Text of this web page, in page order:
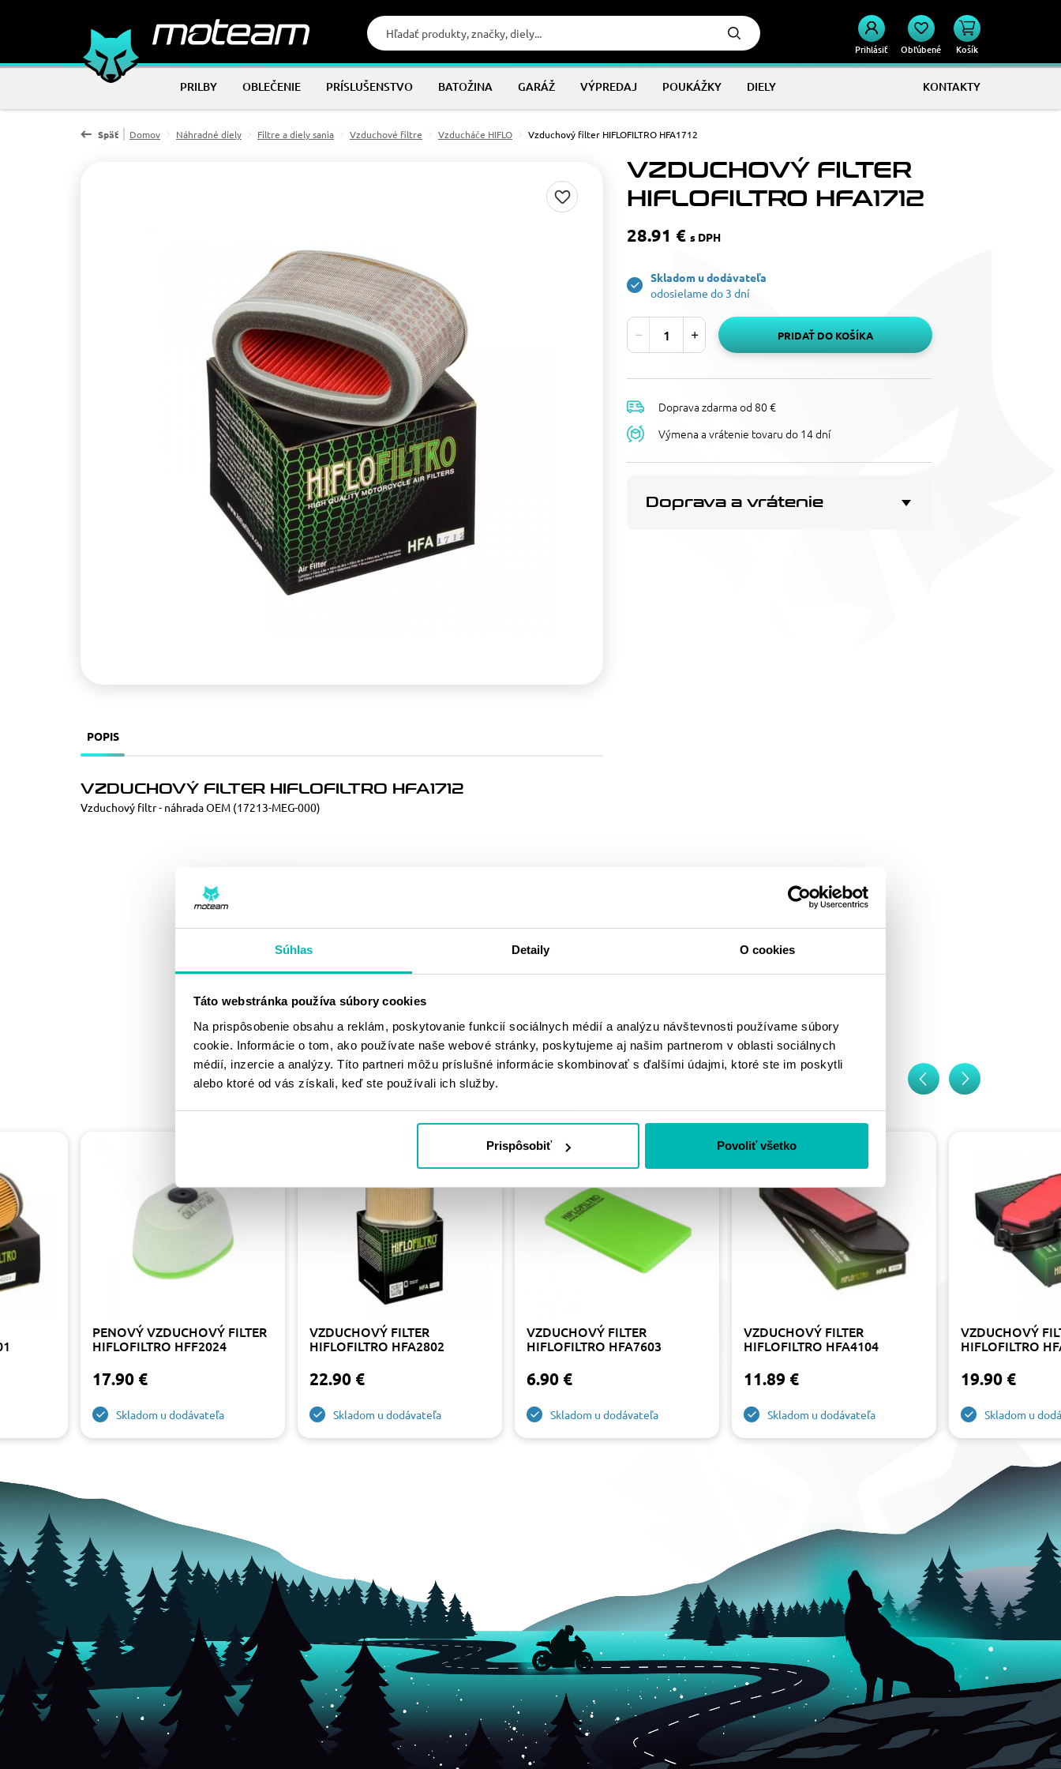
Súhlas Detaily O cookies
Táto webstránka používa súbory cookies
Na prispôsobenie obsahu a reklám, poskytovanie funkcií sociálnych médií a analýzu návštevnosti používame súbory
cookie. Informácie o tom, ako používate naše webové stránky, poskytujeme aj našim partnerom v oblasti sociálnych
médií, inzercie a analýzy. Títo partneri môžu príslušné informácie skombinovať s ďalšími údajmi, ktoré ste im poskytli
alebo ktoré od vás získali, keď ste používali ich služby.
Prispôsobiť Povoliť všetko
Prihlásiť Obľúbené Košík
PRILBY OBLEČENIE PRÍSLUŠENSTVO BATOŽINA GARÁŽ VÝPREDAJ POUKÁŽKY DIELY KONTAKTY
Späť Domov Náhradné diely Filtre a diely sania Vzduchové filtre Vzducháče HIFLO Vzduchový filter HIFLOFILTRO HFA1712
VZDUCHOVÝ FILTER
HIFLOFILTRO HFA1712
28.91 € s DPH
Skladom u dodávateľa
odosielame do 3 dní
PRIDAŤ DO KOŠÍKA
Doprava zdarma od 80 €
Výmena a vrátenie tovaru do 14 dní
Doprava a vrátenie
POPIS
VZDUCHOVÝ FILTER HIFLOFILTRO HFA1712
Vzduchový filtr - náhrada OEM (17213-MEG-000)
VÁM PÁČIŤ
PODOBNÉ
PRODUKTY
PENOVÝ VZDUCHOVÝ FILTER
HIFLOFILTRO HFF2024
17.90 €
Skladom u dodávateľa
VZDUCHOVÝ FILTER
HIFLOFILTRO HFA2802
22.90 €
Skladom u dodávateľa
VZDUCHOVÝ FILTER
HIFLOFILTRO HFA7603
6.90 €
Skladom u dodávateľa
VZDUCHOVÝ FILTER
HIFLOFILTRO HFA4104
11.89 €
Skladom u dodávateľa
VZDUCHOVÝ
HIFLOFILTRO
19.90 €
Skladom u